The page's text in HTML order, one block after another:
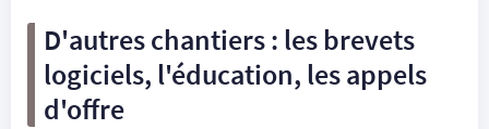
D'autres chantiers : les brevets
logiciels, l'éducation, les appels
d'offre